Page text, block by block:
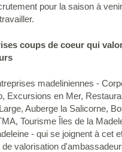
pour la saison à
coups de coeur qui
madeliniennes -
Excursions en Mer,
Auberge la Salicorne,
Tourisme Îles de la
- qui se joignent à cet
de valorisation